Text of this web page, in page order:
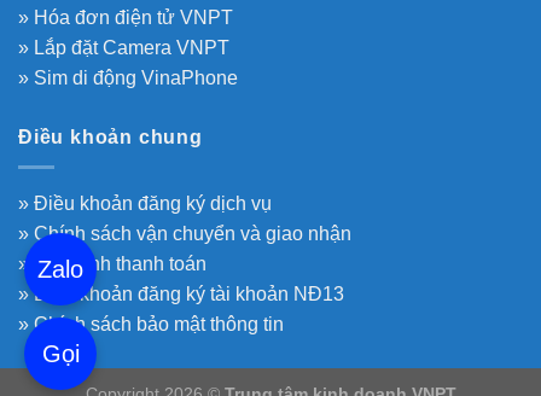
» Hóa đơn điện tử VNPT
» Lắp đặt Camera VNPT
» Sim di động VinaPhone
Điều khoản chung
» Điều khoản đăng ký dịch vụ
» Chính sách vận chuyển và giao nhận
» Quy định thanh toán
» Điều khoản đăng ký tài khoản NĐ13
» Chính sách bảo mật thông tin
Zalo
Gọi